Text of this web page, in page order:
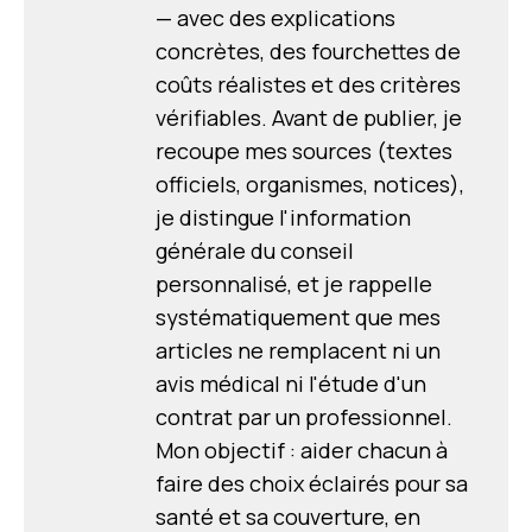
— avec des explications
concrètes, des fourchettes de
coûts réalistes et des critères
vérifiables. Avant de publier, je
recoupe mes sources (textes
officiels, organismes, notices),
je distingue l'information
générale du conseil
personnalisé, et je rappelle
systématiquement que mes
articles ne remplacent ni un
avis médical ni l'étude d'un
contrat par un professionnel.
Mon objectif : aider chacun à
faire des choix éclairés pour sa
santé et sa couverture, en